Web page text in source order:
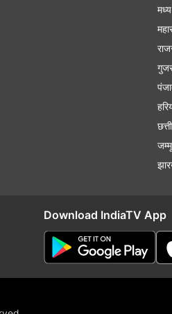
Download IndiaTV App